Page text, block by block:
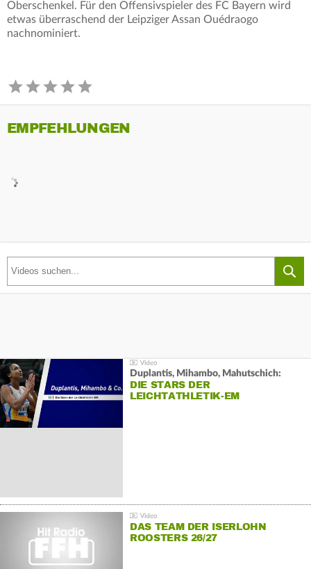
Oberschenkel. Für den Offensivspieler des FC Bayern wird
etwas überraschend der Leipziger Assan Ouédraogo
nachnominiert.
EMPFEHLUNGEN
Duplantis, Mihambo, Mahutschich:
DIE STARS DER
LEICHTATHLETIK-EM
DAS TEAM DER ISERLOHN
ROOSTERS 26/27